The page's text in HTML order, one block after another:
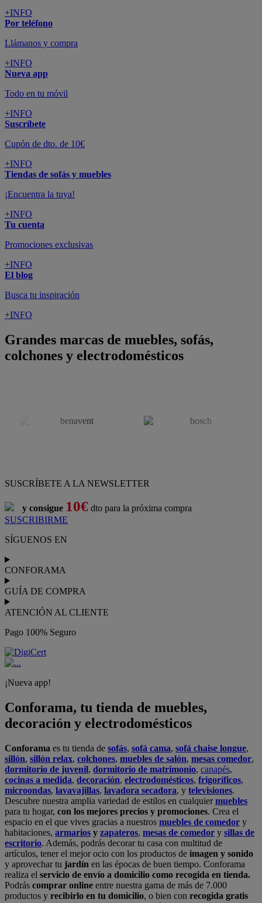
+INFO
Por teléfono
Llámanos y compra
+INFO
Nueva app
Todo en tu móvil
+INFO
Suscríbete
Cupón de dto. de 10€
+INFO
Tiendas de sofás y muebles
¡Encuentra la tuya!
+INFO
Tu cuenta
Promociones exclusivas
+INFO
El blog
Busca tu inspiración
+INFO
Grandes marcas de muebles, sofás,
colchones y electrodomésticos
SUSCRÍBETE A LA NEWSLETTER
y consigue 10€ dto para la próxima compra
SUSCRIBIRME
SÍGUENOS EN
CONFORAMA
GUÍA DE COMPRA
ATENCIÓN AL CLIENTE
Pago 100% Seguro
¡Nueva app!
Conforama, tu tienda de muebles,
decoración y electrodomésticos
Conforama es tu tienda de sofás, sofá cama, sofá chaise longue,
sillón, sillón relax, colchones, muebles de salón, mesas comedor,
dormitorio de juvenil, dormitorio de matrimonio, canapés,
cocinas a medida, decoración, electrodomésticos, frigoríficos,
microondas, lavavajillas, lavadora secadora, y televisiones.
Descubre nuestra amplia variedad de estilos en cualquiermuebles
para tu hogar, con los mejores precios y promociones. Crea el
espacio en el que vives gracias a nuestros muebles de comedor y
habitaciones, armarios y zapateros, mesas de comedor y sillas de
escritorio. Además, podrás decorar tu casa con multitud de
artículos, tener el mejor ocio con los productos de imagen y sonido
y aprovechar tu jardín en las épocas de buen tiempo. Conforama
realiza el servicio de envío a domicilio como recogida en tienda.
Podrás comprar online entre nuestra gama de más de 7.000
productos y recibirlo en tu domicilio, o bien con recogida gratis